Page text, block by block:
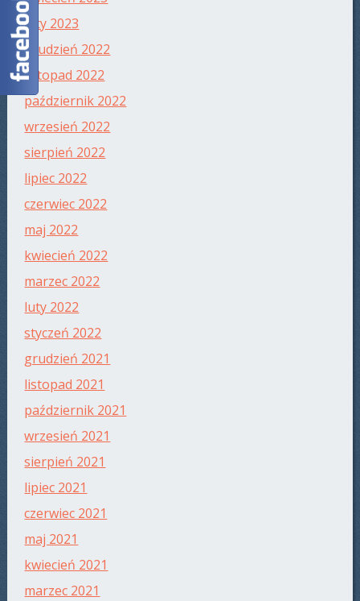
luty 2023
grudzień 2022
listopad 2022
październik 2022
wrzesień 2022
sierpień 2022
lipiec 2022
czerwiec 2022
maj 2022
kwiecień 2022
marzec 2022
luty 2022
styczeń 2022
grudzień 2021
listopad 2021
październik 2021
wrzesień 2021
sierpień 2021
lipiec 2021
czerwiec 2021
maj 2021
kwiecień 2021
marzec 2021